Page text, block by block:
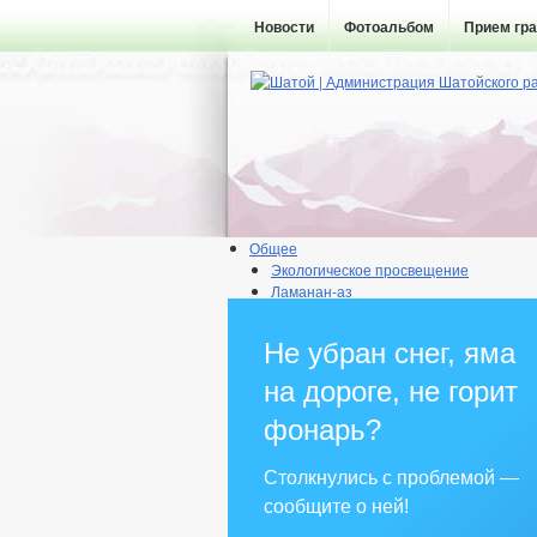
Новости Фотоальбом Прием
Общее
Экологическое просвещение
Ламанан-аз
Прокуратура разъясняет
Администрация
Глава
ГО и ЧС
Комиссия по ВИЧ
Рабочая группа АНК
Не убран снег, яма
на дороге, не горит
фонарь?
Столкнулись с проблемой —
сообщите о ней!